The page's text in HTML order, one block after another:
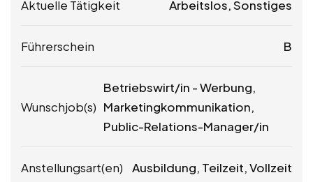
Aktuelle Tätigkeit Arbeitslos, Sonstiges
Führerschein B
Wunschjob(s)
Betriebswirt/in - Werbung,
Marketingkommunikation,
Public-Relations-Manager/in
Anstellungsart(en) Ausbildung, Teilzeit, Vollzeit